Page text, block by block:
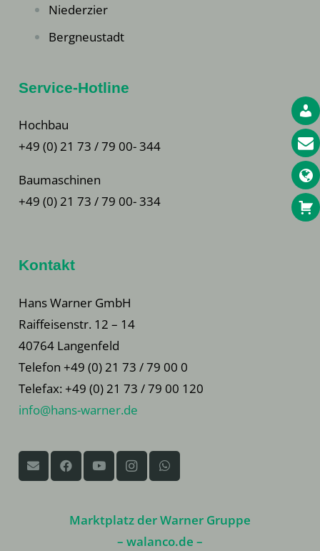
Niederzier
Bergneustadt
Service-Hotline
Hochbau
+49 (0) 21 73 / 79 00- 344
Baumaschinen
+49 (0) 21 73 / 79 00- 334
Kontakt
Hans Warner GmbH
Raiffeisenstr. 12 – 14
40764 Langenfeld
Telefon +49 (0) 21 73 / 79 00 0
Telefax: +49 (0) 21 73 / 79 00 120
info@hans-warner.de
Marktplatz der Warner Gruppe
– walanco.de –